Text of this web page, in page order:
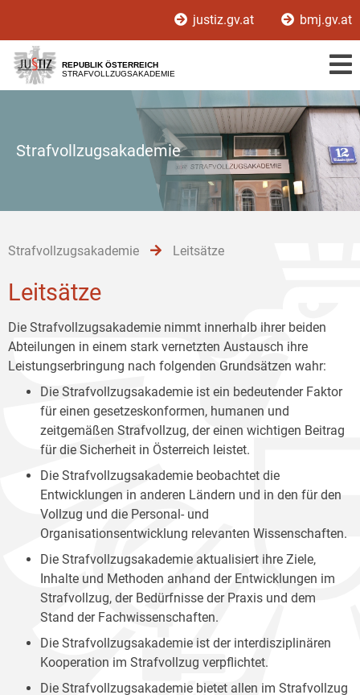
[1]
[2]
[3]
justiz.gv.at bmj.gv.at
REPUBLIK ÖSTERREICH
STRAFVOLLZUGSAKADEMIE
Strafvollzugsakademie
Strafvollzugsakademie Leitsätze
Leitsätze
Die Strafvollzugsakademie nimmt innerhalb ihrer beiden
Abteilungen in einem stark vernetzten Austausch ihre
Leistungserbringung nach folgenden Grundsätzen wahr:
Die Strafvollzugsakademie ist ein bedeutender Faktor
für einen gesetzeskonformen, humanen und
zeitgemäßen Strafvollzug, der einen wichtigen Beitrag
für die Sicherheit in Österreich leistet.
Die Strafvollzugsakademie beobachtet die
Entwicklungen in anderen Ländern und in den für den
Vollzug und die Personal- und
Organisationsentwicklung relevanten Wissenschaften.
Die Strafvollzugsakademie aktualisiert ihre Ziele,
Inhalte und Methoden anhand der Entwicklungen im
Strafvollzug, der Bedürfnisse der Praxis und dem
Stand der Fachwissenschaften.
Die Strafvollzugsakademie ist der interdisziplinären
Kooperation im Strafvollzug verpflichtet.
Die Strafvollzugsakademie bietet allen im Strafvollzug